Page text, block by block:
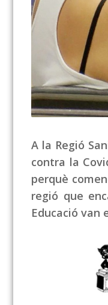
A la Regió
contra la
perquè
regió que
Educació van